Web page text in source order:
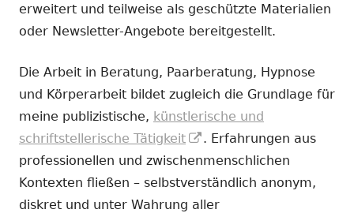
erweitert und teilweise als geschützte Materialien
oder Newsletter-Angebote bereitgestellt.
Die Arbeit in Beratung, Paarberatung, Hypnose
und Körperarbeit bildet zugleich die Grundlage für
meine publizistische, künstlerische und
schriftstellerische Tätigkeit
In
neuem
Fenster
öffnen
. Erfahrungen aus
professionellen und zwischenmenschlichen
Kontexten fließen – selbstverständlich anonym,
diskret und unter Wahrung aller